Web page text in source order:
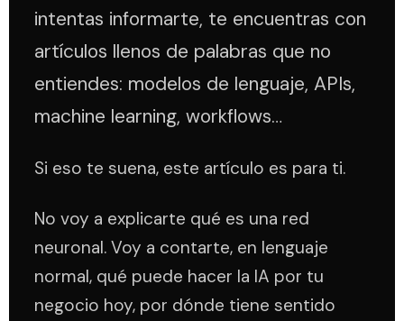
intentas informarte, te encuentras con
artículos llenos de palabras que no
entiendes: modelos de lenguaje, APIs,
machine learning, workflows…
Si eso te suena, este artículo es para ti.
No voy a explicarte qué es una red
neuronal. Voy a contarte, en lenguaje
normal, qué puede hacer la IA por tu
negocio hoy, por dónde tiene sentido